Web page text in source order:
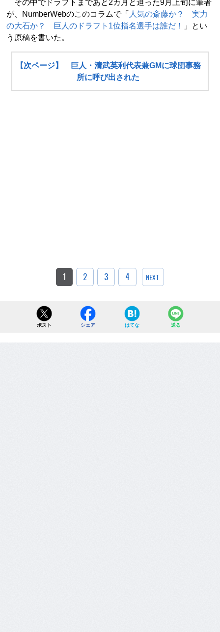
その中でドラフトまであと2カ月と迫った9月上旬に筆者
が、NumberWebのこのコラムで「 人気の斎藤か？ 実力
の大石か？ 巨人のドラフト1位指名選手は誰だ！
」とい
う原稿を書いた。
【次ページ】 巨人・清武英利代表兼GMに球団事務
所に呼び出された
1 2 3 4 NEXT
ポスト シェア はてな 送る